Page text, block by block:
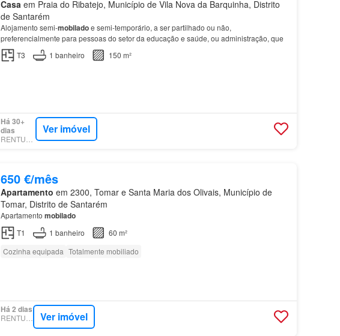
Casa em Praia do Ribatejo, Município de Vila Nova da Barquinha, Distrito
de Santarém
Alojamento semi-mobiladoe semi-temporário, a ser partilhado ou não,
preferencialmente para pessoas do setor da educação e saúde, ou administração, que
T3
1 banheiro 150 m²
Há 30+
dias
Ver imóvel
650 €/mês
Apartamento em 2300, Tomar e Santa Maria dos Olivais, Município de
Tomar, Distrito de Santarém
Apartamento mobilado
T1 1 banheiro
60 m²
Cozinha equipada Totalmente mobiliado
Há 2 dias
Ver imóvel